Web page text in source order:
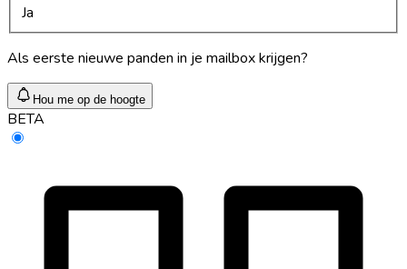
Ja
Als eerste nieuwe panden in je mailbox krijgen?
Hou me op de hoogte
BETA